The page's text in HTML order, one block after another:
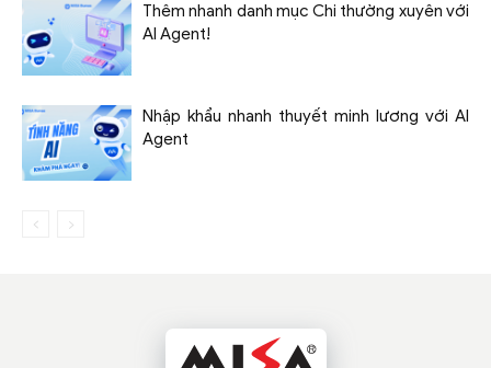
Thêm nhanh danh mục Chi thường xuyên với
AI Agent!
Nhập khẩu nhanh thuyết minh lương với AI
Agent